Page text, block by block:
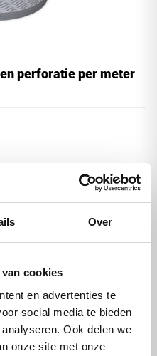
Over
cookies
en advertenties te
social media te bieden
Ook delen we
onze site met onze
perforatie per meter
wit